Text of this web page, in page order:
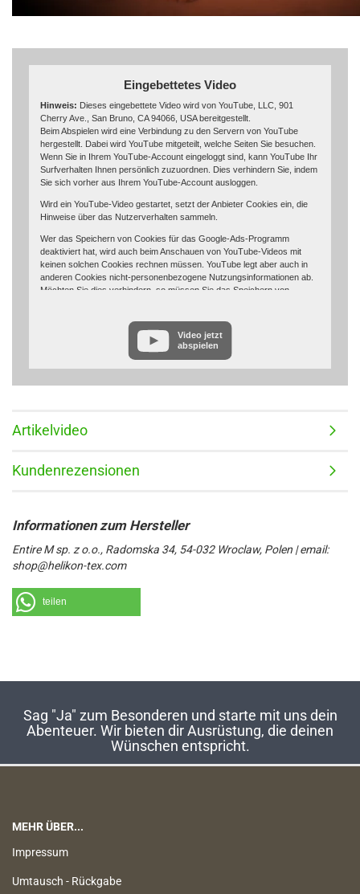
Eingebettetes Video
Hinweis: Dieses eingebettete Video wird von YouTube, LLC, 901
Cherry Ave., San Bruno, CA 94066, USA bereitgestellt.
Beim Abspielen wird eine Verbindung zu den Servern von YouTube
hergestellt. Dabei wird YouTube mitgeteilt, welche Seiten Sie besuchen.
Wenn Sie in Ihrem YouTube-Account eingeloggt sind, kann YouTube Ihr
Surfverhalten Ihnen persönlich zuzuordnen. Dies verhindern Sie, indem
Sie sich vorher aus Ihrem YouTube-Account ausloggen.
Wird ein YouTube-Video gestartet, setzt der Anbieter Cookies ein, die
Hinweise über das Nutzerverhalten sammeln.
Wer das Speichern von Cookies für das Google-Ads-Programm
deaktiviert hat, wird auch beim Anschauen von YouTube-Videos mit
keinen solchen Cookies rechnen müssen. YouTube legt aber auch in
anderen Cookies nicht-personenbezogene Nutzungsinformationen ab.
Möchten Sie dies verhindern, so müssen Sie das Speichern von
Weitere Informationen zum Datenschutz bei „YouTube“ finden Sie in der
Datenschutzerklärung des Anbieters unter:
https://www.google.de/intl/de/policies/privacy/
Video jetzt
abspielen
Artikelvideo
Kundenrezensionen
Entire M sp. z o.o., Radomska 34, 54-032 Wroclaw, Polen | email:
shop@helikon-tex.com
teilen
Sag "Ja" zum Besonderen und starte mit uns dein
Abenteuer. Wir bieten dir Ausrüstung, die deinen
Wünschen entspricht.
MEHR ÜBER...
Impressum
Umtausch - Rückgabe